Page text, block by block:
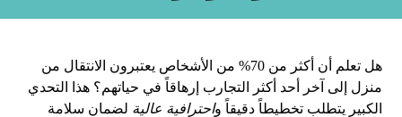
هل تعلم أن أكثر من 70% من الأشخاص يعتبرون الانتقال من
منزل إلى آخر أحد أكثر التجارب إرهاقاً في حياتهم؟ هذا التحدي
الكبير يتطلب تخطيطاً دقيقاً واحترافية عالية لضمان سلامة